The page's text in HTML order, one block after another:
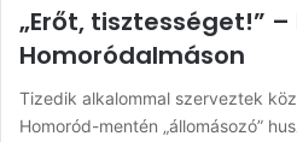
„Erőt, tisztességet!”
Homoródalmáson
Tizedik alkalommal szerveztek
Homoród-mentén „állomásozó”